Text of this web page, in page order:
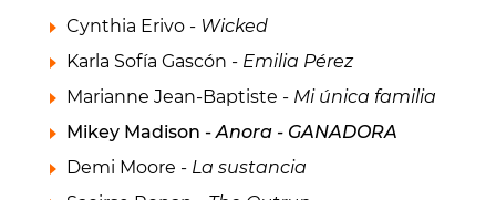
Cynthia Erivo - Wicked
Karla Sofía Gascón - Emilia Pérez
Marianne Jean-Baptiste - Mi única familia
Mikey Madison -Anora - GANADORA
Demi Moore - La sustancia